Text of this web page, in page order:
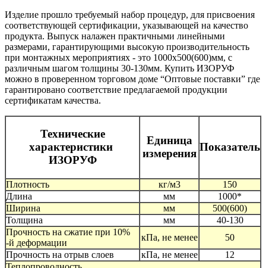
Изделие прошло требуемый набор процедур, для присвоения
соответствующей сертификации, указывающей на качество
продукта. Выпуск налажен практичными линейными
размерами, гарантирующими высокую производительность
при монтажных мероприятиях - это 1000x500(600)мм, с
различным шагом толщины 30-130мм. Купить ИЗОРУФ
можно в проверенном торговом доме “Оптовые поставки” где
гарантировано соответствие предлагаемой продукции
сертификатам качества.
Технические
характеристики
ИЗОРУФ
Единица
измерения
Показатель
Плотность кг/м3
150
Длина
мм
1000*
Ширина
мм
500(600)
Толщина
мм
40-130
Прочность на сжатие при 10%
-й деформации
кПа, не менее
50
Прочность на отрыв слоев
кПа, не менее
12